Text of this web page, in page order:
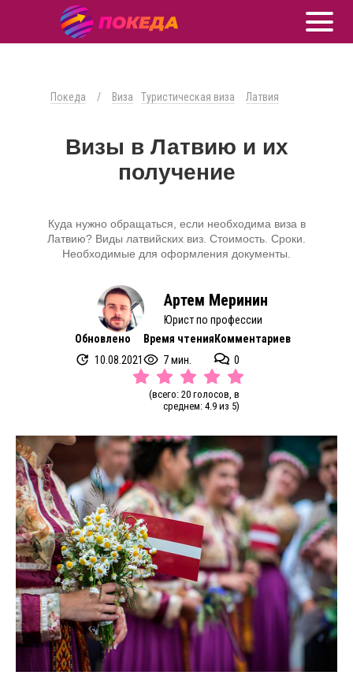
Покеда / Виза Туристическая виза Латвия
Визы в Латвию и их
получение
Куда нужно обращаться, если необходима виза в
Латвию? Виды латвийских виз. Стоимость. Сроки.
Необходимые для оформления документы.
Артем Меринин
Юрист по профессии
Обновлено
10.08.2021
Время чтения
7 мин.
Комментариев
0
(всего: 20 голосов, в
среднем: 4.9 из 5)